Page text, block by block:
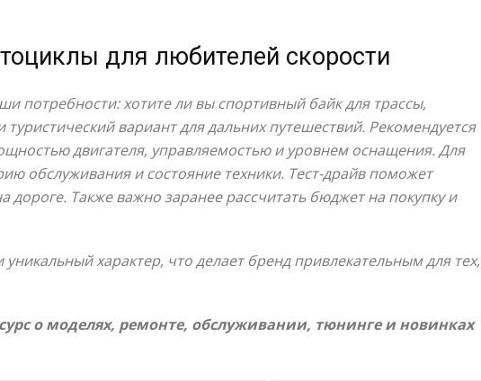
для любителей скорости
потребности: хотите ли вы спортивный байк для трассы,
вариант для дальних путешествий. Рекомендуется
двигателя, управляемостью и уровнем оснащения. Для
обслуживания и состояние техники. Тест-драйв поможет
Также важно заранее рассчитать бюджет на покупку и
характер, что делает бренд привлекательным для тех,
о моделях, ремонте, обслуживании, тюнинге и новинках